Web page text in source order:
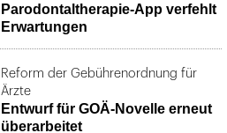
Parodontaltherapie-App verfehlt
Erwartungen
Reform der Gebührenordnung für
Ärzte
Entwurf für GOÄ-Novelle erneut
überarbeitet